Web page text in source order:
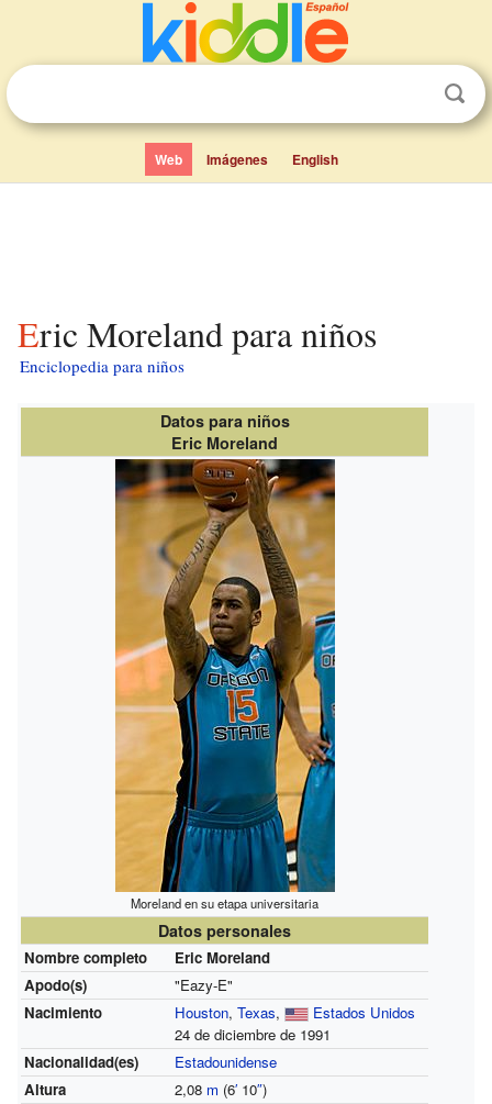
Web Imágenes English
Eric Moreland para niños
Enciclopedia para niños
Datos para niños
Eric Moreland
Moreland en su etapa universitaria
Datos personales
Nombre completo
Eric Moreland
Apodo(s)
"Eazy-E"
Nacimiento
Houston, Texas,
Estados Unidos
24 de diciembre de 1991
Nacionalidad(es)
Estadounidense
Altura
2,08 m (6′10″)